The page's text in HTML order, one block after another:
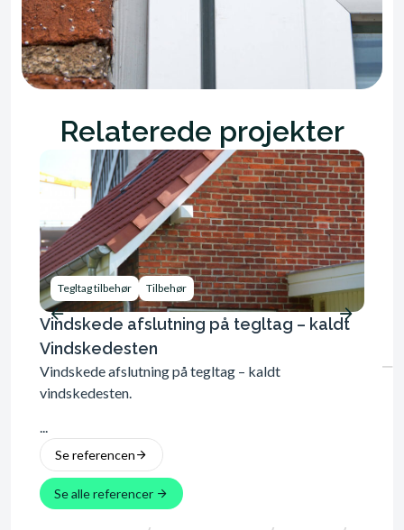
Relaterede projekter
Tegltag tilbehør Tilbehør
Vindskede afslutning på tegltag – kaldt
Vindskedesten
Vindskede afslutning på tegltag – kaldt
vindskedesten.
...
Se referencen
Se alle referencer